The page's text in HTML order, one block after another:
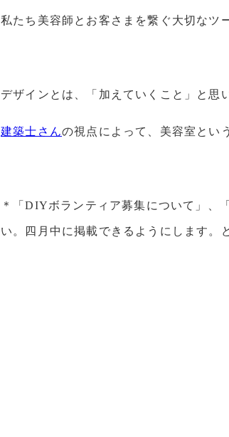
私たち美容師とお客さまを繋ぐ大切なツ
デザインとは、「加えていくこと」と思
建築士さんの視点によって、美容室とい
＊「DIYボランティア募集について」、
い。四月中に掲載できるようにします。